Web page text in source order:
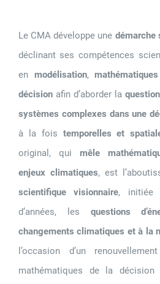
Le CMA développe une démarche
déclinant ses compétences
en modélisation,
décisionafin d’aborder la
systèmes complexes dans une
à la fois temporelles et
original, qui mêle
enjeux climatiques, est
scientifique visionnaire, initiée
d’années, les questions
changements climatiques et à la
l’occasion d’un
mathématiques de la